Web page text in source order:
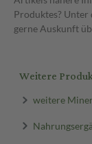
Produktes?
gerne Auskunft
Weitere
weitere